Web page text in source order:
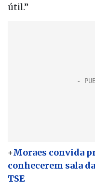
útil.”
+Moraes convida
conhecerem sala
TSE